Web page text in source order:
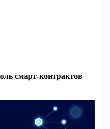
смарт-контрактов